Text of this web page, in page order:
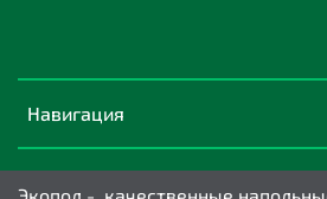
Навигация
Экопол - качественные